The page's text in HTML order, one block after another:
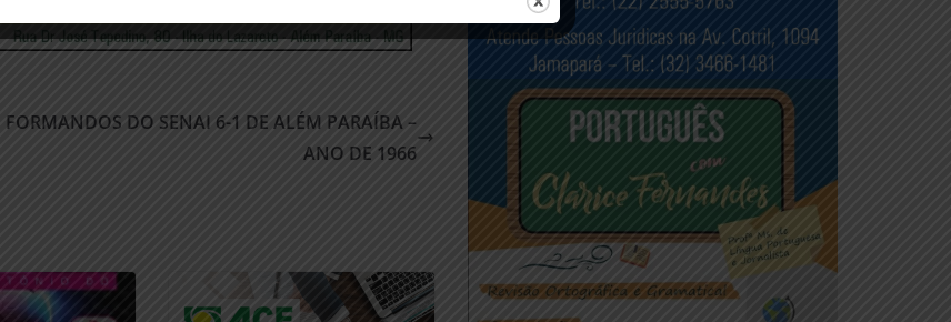
FORMANDOS DO SENAI 6-1 DE ALÉM PARAÍBA –
ANO DE 1966